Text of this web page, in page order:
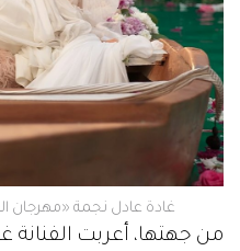
غادة عادل نجمة «مهرجان
من جهتها، أعربت الفنانة